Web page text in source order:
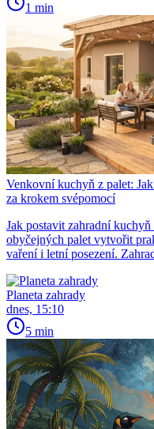
1 min
Venkovní kuchyň z palet:
za krokem svépomocí
Jak postavit zahradní
obyčejných palet vytvořit
vaření i letní posezení.
Planeta zahrady
dnes, 15:10
5 min